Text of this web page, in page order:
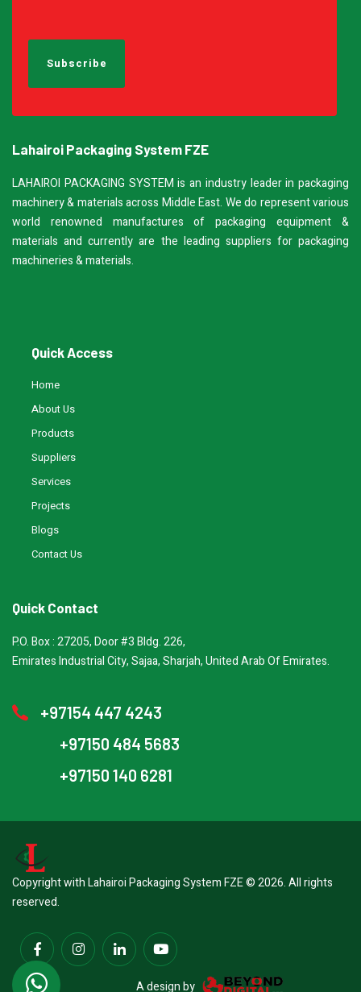
Lahairoi Packaging System FZE
LAHAIROI PACKAGING SYSTEM is an industry leader in packaging
machinery & materials across Middle East. We do represent various
world renowned manufactures of packaging equipment &
materials and currently are the leading suppliers for packaging
machineries & materials.
Quick Access
Home
About Us
Products
Suppliers
Services
Projects
Blogs
Contact Us
Quick Contact
P.O. Box : 27205, Door #3 Bldg. 226,
Emirates Industrial City, Sajaa, Sharjah, United Arab Of Emirates.
+97154 447 4243
+97150 484 5683
+97150 140 6281
Copyright with Lahairoi Packaging System FZE © 2026. All rights
reserved.
A design by